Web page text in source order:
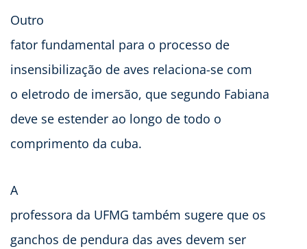
Outro
fator fundamental para o processo de
insensibilização de aves relaciona-se com
o eletrodo de imersão, que segundo Fabiana
deve se estender ao longo de todo o
comprimento da cuba.
A
professora da UFMG também sugere que os
ganchos de pendura das aves devem ser